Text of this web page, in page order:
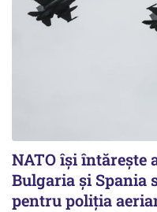
NATO își întărește
Bulgaria și Spania
pentru poliția